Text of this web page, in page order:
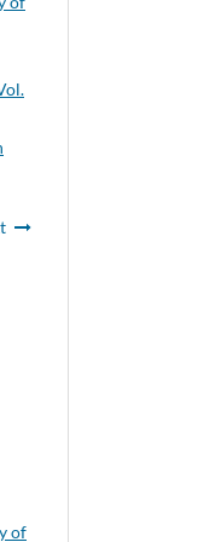
of